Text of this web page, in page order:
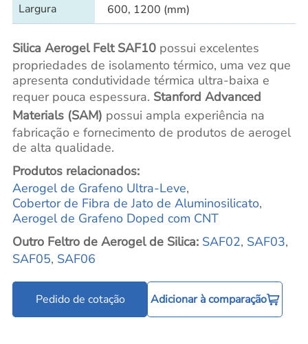
Largura
600, 1200 (mm)
Silica Aerogel Felt SAF10 possui excelentes
propriedades de isolamento térmico, uma vez que
apresenta condutividade térmica ultra-baixa e
requer pouca espessura. Stanford Advanced
Materials (SAM) possui ampla experiência na
fabricação e fornecimento de produtos de aerogel
de alta qualidade.
Produtos relacionados:
Aerogel de Grafeno Ultra-Leve,
Cobertor de Fibra de Jato de Aluminosilicato,
Aerogel de Grafeno Doped com CNT
Outro Feltro de Aerogel de Silica: SAF02, SAF03,
SAF05, SAF06
Pedido de cotação Adicionar à comparação